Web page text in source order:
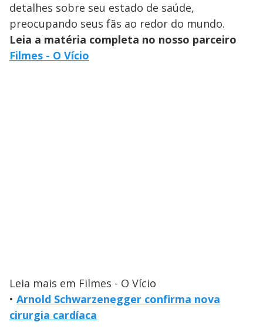
detalhes sobre seu estado de saúde,
preocupando seus fãs ao redor do mundo.
Leia a matéria completa no nosso parceiro
Filmes - O Vício
Leia mais em Filmes - O Vício
• Arnold Schwarzenegger confirma nova
cirurgia cardíaca